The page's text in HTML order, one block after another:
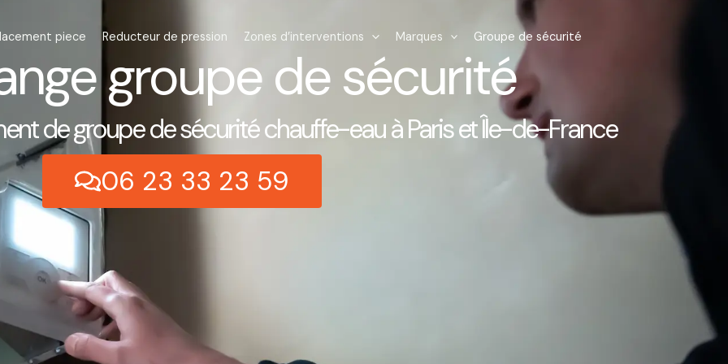
piece Reducteur de pression Zones d’interventions Marques Groupe de sécurité
groupe de sécurité
de groupe de sécurité chauffe-eau à Paris et Île-de-France
06 23 33 23 59